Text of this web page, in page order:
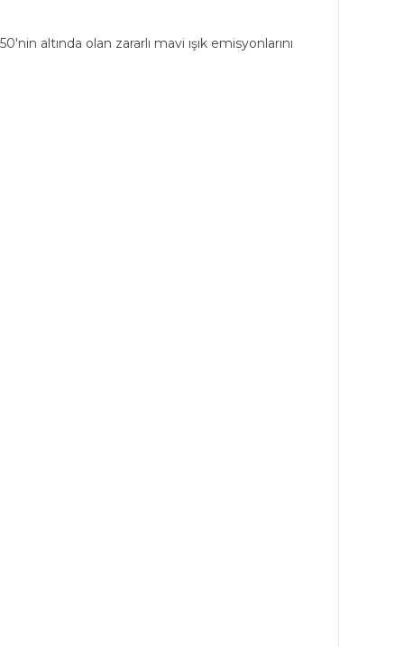
altında olan zararlı mavi ışık emisyonlarını